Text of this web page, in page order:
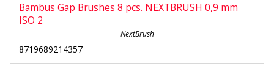
Bambus Gap Brushes 8 pcs. NEXTBRUSH 0,9 mm
ISO 2
NextBrush
8719689214357